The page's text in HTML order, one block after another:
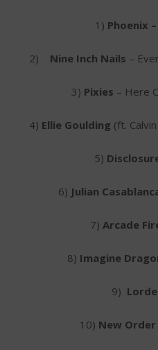
1) Phoenix –
2) Nine Inch Nails –
3) Pixies – Here
4) Ellie Goulding (ft.
5)
6) Julian
7) Arcade
8) Imagine
9) Lorde
10) New Order